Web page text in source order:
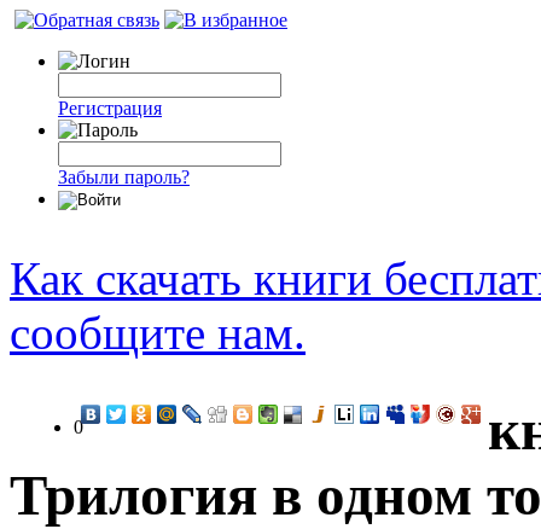
Регистрация
Забыли пароль?
Как скачать книги
сообщите нам.
0
Трилогия в одном